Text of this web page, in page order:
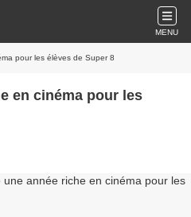
MENU
pour les élèves de Super 8
en cinéma pour les